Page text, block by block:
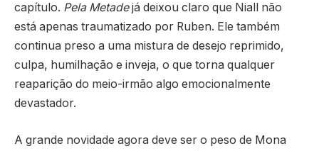
capítulo. Pela Metadejá deixou claro que Niall não
está apenas traumatizado por Ruben. Ele também
continua preso a uma mistura de desejo reprimido,
culpa, humilhação e inveja, o que torna qualquer
reaparição do meio-irmão algo emocionalmente
devastador.
A grande novidade agora deve ser o peso de Mona